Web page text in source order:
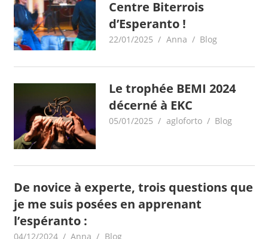
Centre Biterrois
d’Esperanto !
22/01/2025 Anna Blog
Le trophée BEMI 2024
décerné à EKC
05/01/2025 agloforto Blog
De novice à experte, trois questions que
je me suis posées en apprenant
l’espéranto :
04/12/2024 Anna Blog